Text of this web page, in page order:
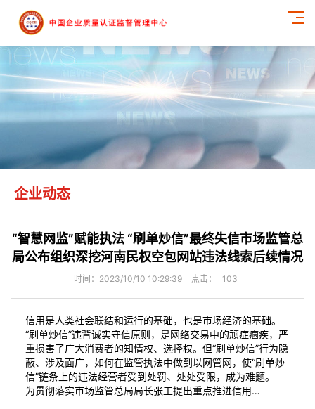
企业动态
“智慧网监”赋能执法 “刷单炒信”最终失信市场监管总
局公布组织深挖河南民权空包网站违法线索后续情况
时间：2023/10/10 10:29:39 点击： 103
信用是人类社会联结和运行的基础，也是市场经济的基础。
“刷单炒信”违背诚实守信原则，是网络交易中的顽症痼疾，严
重损害了广大消费者的知情权、选择权。但“刷单炒信”行为隐
蔽、涉及面广，如何在监管执法中做到以网管网，使“刷单炒
信”链条上的违法经营者受到处罚、处处受限，成为难题。
为贯彻落实市场监管总局局长张工提出重点推进信用…